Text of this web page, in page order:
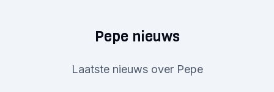
Pepe nieuws
Laatste nieuws over Pepe